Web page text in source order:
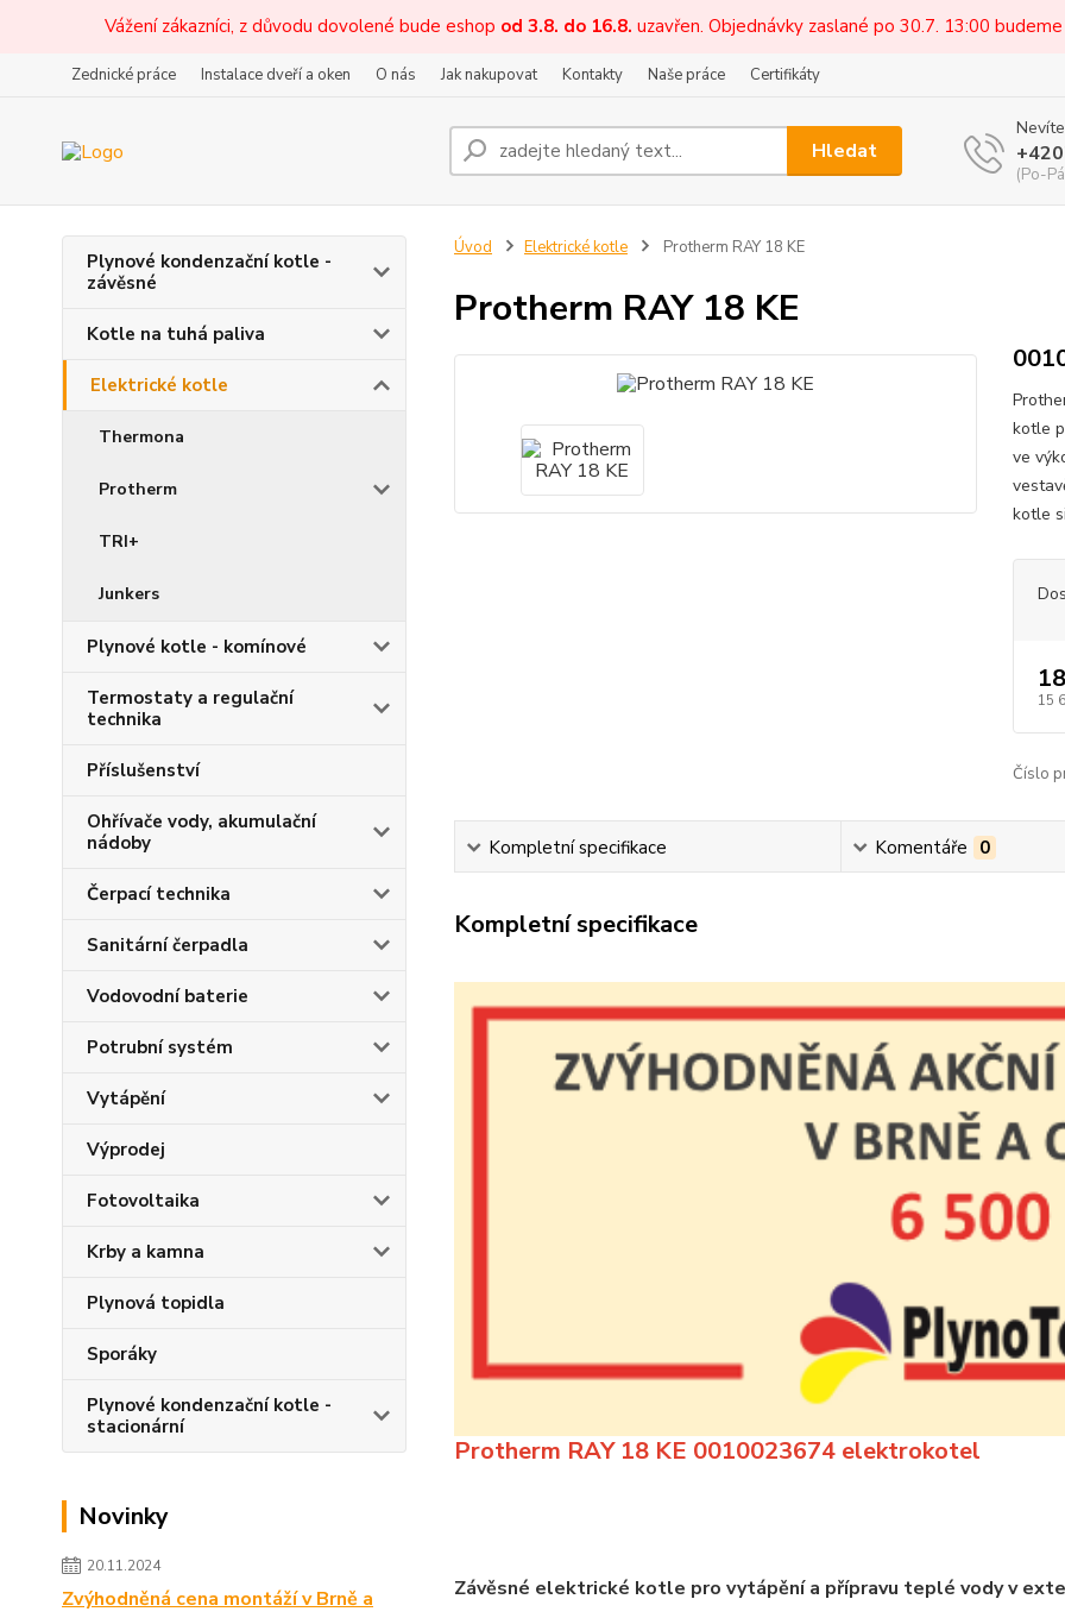
Vážení zákazníci, z důvodu dovolené bude eshop od 3.8. do 16.8. uzavřen. Objednávky zaslané po 30.7. 13:00
Zednické práce Instalace dveří a oken O nás Jak nakupovat Kontakty Naše práce Certifikáty
Hledat
(Po-
Plynové kondenzační kotle -
závěsné
Kotle na tuhá paliva
Elektrické kotle
Thermona
Protherm
TRI+
Junkers
Plynové kotle - komínové
Termostaty a regulační
technika
Příslušenství
Ohřívače vody, akumulační
nádoby
Čerpací technika
Sanitární čerpadla
Vodovodní baterie
Potrubní systém
Vytápění
Výprodej
Fotovoltaika
Krby a kamna
Plynová topidla
Sporáky
Plynové kondenzační kotle -
stacionární
Novinky
20.11.2024
Zvýhodněná cena montáží v Brně a
Úvod Elektrické kotle Protherm RAY 18 KE
Protherm RAY 18 KE
kotle
ve
kotle
15
Číslo
Kompletní specifikace Komentáře 0
Kompletní specifikace
Protherm RAY 18 KE 0010023674 elektrokotel
Závěsné elektrické kotle pro vytápění a přípravu teplé vody v